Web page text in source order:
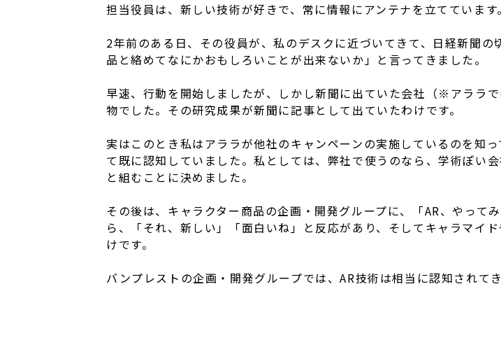
担当役員は、新しい技術が好きで、常に情報にアンテナを立てています。
2年前のある日、その役員が、私のデスクに近づいてきて、日経新聞
品と絡めてなにかおもしろいことが出来ないか」と言ってきました。
早速、行動を開始しましたが、しかし新聞に出ていた会社（※アララ
物でした。その研究成果が新聞に記事として出ていたわけです。
実はこのとき私はアララが他社のキャンペーンの実施しているのを知
て既に認知していました。私としては、弊社で使うのなら、学術ぽい
と組むことに決めました。
その後は、キャラクター商品の企画・開発グループに、「AR、やって
ら、「それ、新しい」「面白いね」と反応があり、そしてキャラマイ
けです。
バンプレストの企画・開発グループでは、AR技術は相当に認知されて